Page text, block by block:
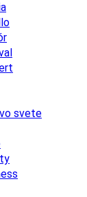
svete